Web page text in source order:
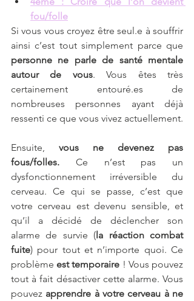
fou/folle
Si vous vous croyez être seul.e à souffrir
personne ne parle de santé mentale
autour de vous. Vous êtes très
certainement entouré.es de
nombreuses personnes ayant déjà
Ensuite, vous ne devenez pas
fous/folles. Ce n’est pas un
dysfonctionnement irréversible du
cerveau. Ce qui se passe, c’est que
votre cerveau est devenu sensible, et
qu’il a décidé de déclencher son
alarme de survie (la réaction combat
fuite) pour tout et n’importe quoi. Ce
problème est temporaire ! Vous pouvez
tout à fait désactiver cette alarme. Vous
pouvez apprendre à votre cerveau à ne